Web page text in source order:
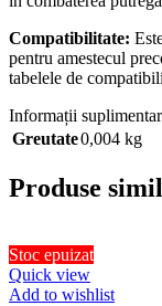
Compatibilitate:
pentru amestecul
tabelele de
Informații
Greutate0,004 kg
Produse
Stoc epuizat
Quick view
Add to wishlist